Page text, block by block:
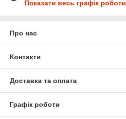
Показати весь графік роботи
Про нас
Контакти
Доставка та оплата
Графік роботи